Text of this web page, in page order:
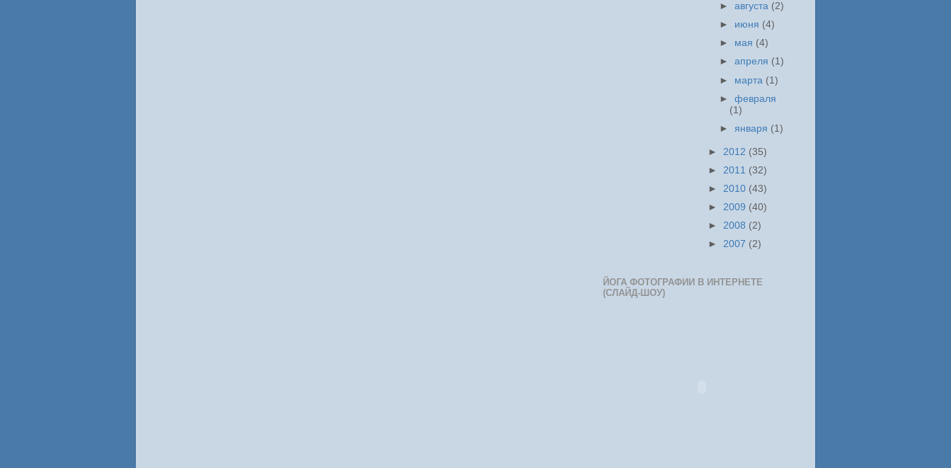
►августа (2)
► июня (4)
► мая (4)
►апреля (1)
► марта (1)
►февраля
(1)
► января (1)
► 2012 (35)
► 2011 (32)
► 2010 (43)
► 2009 (40)
► 2008 (2)
► 2007 (2)
ЙОГА ФОТОГРАФИИ В ИНТЕРНЕТЕ
(СЛАЙД-ШОУ)